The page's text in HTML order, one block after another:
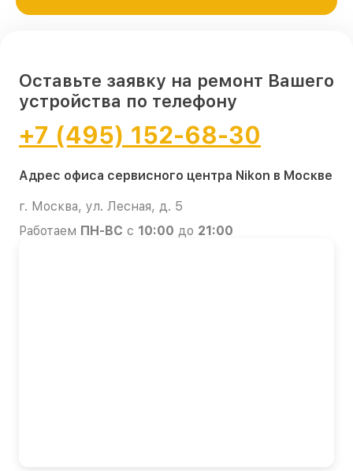
Оставьте заявку на ремонт Вашего
устройства по телефону
+7 (495) 152-68-30
Адрес офиса сервисного центра Nikon в Москве
г. Москва, ул. Лесная, д. 5
Работаем ПН-ВС с 10:00 до 21:00